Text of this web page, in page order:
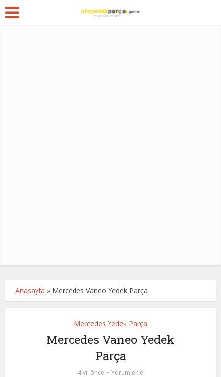
Anasayfa » Mercedes Vaneo Yedek Parça
Mercedes Yedek Parça
Mercedes Vaneo Yedek
Parça
4 yıl önce Yorum ekle